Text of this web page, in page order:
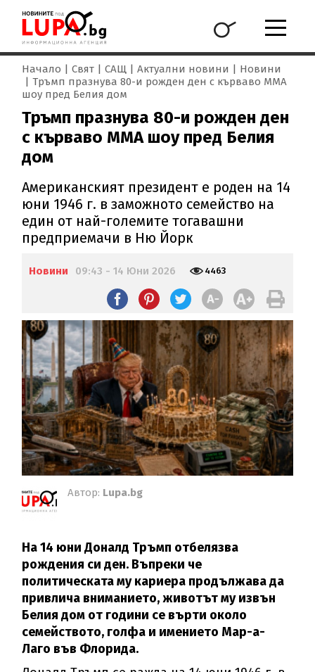
Начало Свят САЩ Актуални новини
Новини
Тръмп празнува 80-и рожден ден с кърваво ММА
шоу пред Белия дом
Тръмп празнува 80-и рожден ден
с кърваво ММА шоу пред Белия
дом
Американският президент е роден на 14
юни 1946 г. в заможното семейство на
един от най-големите тогавашни
предприемачи в Ню Йорк
Новини 09:43 - 14 Юни 2026 4463
Автор: Lupa.bg
На 14 юни Доналд Тръмп отбелязва
рождения си ден. Въпреки че
политическата му кариера продължава да
привлича вниманието, животът му извън
Белия дом от години се върти около
семейството, голфа и имението Мар-а-
Лаго във Флорида.